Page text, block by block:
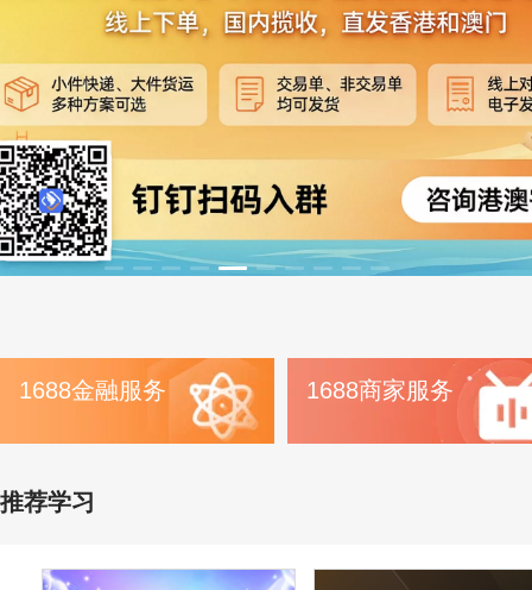
1688金融服务 1688商家服务
推荐学习